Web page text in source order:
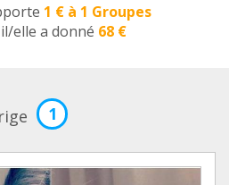
1 € à 1 Groupes
il/elle a donné 68 €
1